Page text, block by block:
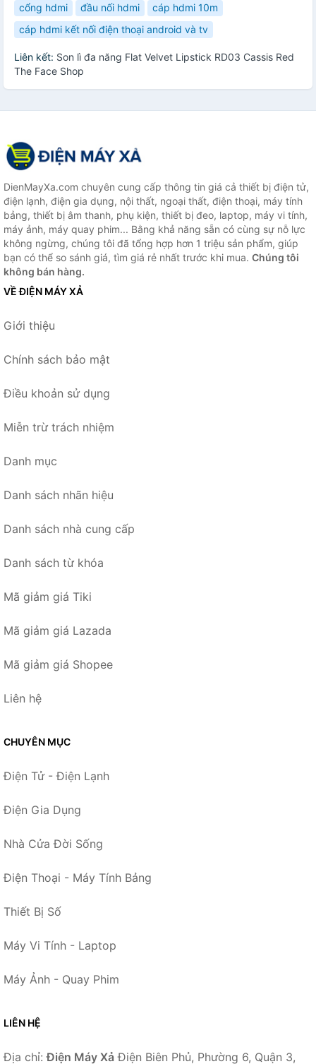
cổng hdmi
đầu nối hdmi
cáp hdmi 10m
cáp hdmi kết nối điện thoại android và tv
Liên kết: Son lì đa năng Flat Velvet Lipstick RD03 Cassis Red
The Face Shop
DienMayXa.com chuyên cung cấp thông tin giá cả thiết bị điện tử,
điện lạnh, điện gia dụng, nội thất, ngoại thất, điện thoại, máy tính
bảng, thiết bị âm thanh, phụ kiện, thiết bị đeo, laptop, máy vi tính,
máy ảnh, máy quay phim... Bằng khả năng sẵn có cùng sự nỗ lực
không ngừng, chúng tôi đã tổng hợp hơn 1 triệu sản phẩm, giúp
bạn có thể so sánh giá, tìm giá rẻ nhất trước khi mua. Chúng tôi
không bán hàng.
VỀ ĐIỆN MÁY XẢ
Giới thiệu
Chính sách bảo mật
Điều khoản sử dụng
Miễn trừ trách nhiệm
Danh mục
Danh sách nhãn hiệu
Danh sách nhà cung cấp
Danh sách từ khóa
Mã giảm giá Tiki
Mã giảm giá Lazada
Mã giảm giá Shopee
Liên hệ
CHUYÊN MỤC
Điện Tử - Điện Lạnh
Điện Gia Dụng
Nhà Cửa Đời Sống
Điện Thoại - Máy Tính Bảng
Thiết Bị Số
Máy Vi Tính - Laptop
Máy Ảnh - Quay Phim
LIÊN HỆ
Địa chỉ:Điện Máy Xả Điện Biên Phủ, Phường 6, Quận 3,